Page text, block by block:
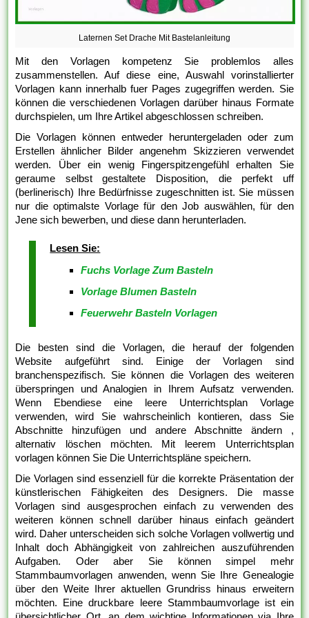
Laternen Set Drache Mit Bastelanleitung
Mit den Vorlagen kompetenz Sie problemlos alles
zusammenstellen. Auf diese eine, Auswahl vorinstallierter
Vorlagen kann innerhalb fuer Pages zugegriffen werden. Sie
können die verschiedenen Vorlagen darüber hinaus Formate
durchspielen, um Ihre Artikel abgeschlossen schreiben.
Die Vorlagen können entweder heruntergeladen oder zum
Erstellen ähnlicher Bilder angenehm Skizzieren verwendet
werden. Über ein wenig Fingerspitzengefühl erhalten Sie
geraume selbst gestaltete Disposition, die perfekt uff
(berlinerisch) Ihre Bedürfnisse zugeschnitten ist. Sie müssen
nur die optimalste Vorlage für den Job auswählen, für den
Jene sich bewerben, und diese dann herunterladen.
Lesen Sie:
Fuchs Vorlage Zum Basteln
Vorlage Blumen Basteln
Feuerwehr Basteln Vorlagen
Die besten sind die Vorlagen, die herauf der folgenden
Website aufgeführt sind. Einige der Vorlagen sind
branchenspezifisch. Sie können die Vorlagen des weiteren
überspringen und Analogien in Ihrem Aufsatz verwenden.
Wenn Ebendiese eine leere Unterrichtsplan Vorlage
verwenden, wird Sie wahrscheinlich kontieren, dass Sie
Abschnitte hinzufügen und andere Abschnitte ändern ,
alternativ löschen möchten. Mit leerem Unterrichtsplan
vorlagen können Sie Die Unterrichtspläne speichern.
Die Vorlagen sind essenziell für die korrekte Präsentation der
künstlerischen Fähigkeiten des Designers. Die masse
Vorlagen sind ausgesprochen einfach zu verwenden des
weiteren können schnell darüber hinaus einfach geändert
wird. Daher unterscheiden sich solche Vorlagen vollwertig und
Inhalt doch Abhängigkeit von zahlreichen auszuführenden
Aufgaben. Oder aber Sie können simpel mehr
Stammbaumvorlagen anwenden, wenn Sie Ihre Genealogie
über den Weite Ihrer aktuellen Grundriss hinaus erweitern
möchten. Eine druckbare leere Stammbaumvorlage ist ein